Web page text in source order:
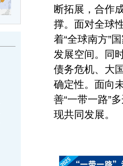
断拓展，合作
撑。面对全球
着“全球南方”
发展空间。同
债务危机、大
确定性。面向
善“一带一路”
现共同发展。